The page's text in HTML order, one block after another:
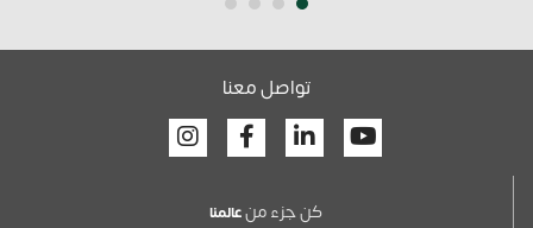
تواصل معنا
Youtube
Linkedin
Facebook
كن جزء منعالمنا